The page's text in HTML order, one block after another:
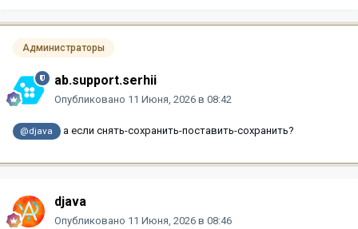
Администраторы
ab.support.serhii
Опубликовано 11 Июня, 2026 в 08:42
@djava а если снять-сохранить-поставить-сохранить?
djava
Опубликовано 11 Июня, 2026 в 08:46